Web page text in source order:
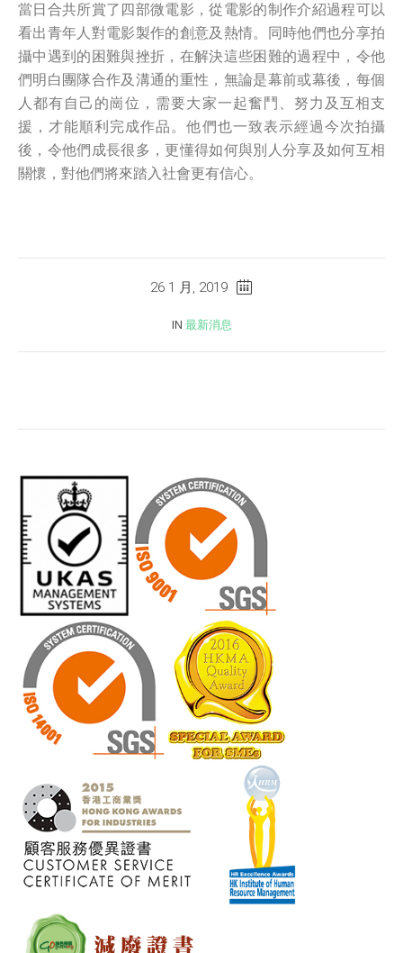
當日合共所賞了四部微電影，從電影的制作介紹過程可以
看出青年人對電影製作的創意及熱情。同時他們也分享拍
攝中遇到的困難與挫折，在解決這些困難的過程中，令他
們明白團隊合作及溝通的重性，無論是幕前或幕後，每個
人都有自己的崗位，需要大家一起奮鬥、努力及互相支
援，才能順利完成作品。他們也一致表示經過今次拍攝
後，令他們成長很多，更懂得如何與別人分享及如何互相
關懷，對他們將來踏入社會更有信心。
26 1 月, 2019
IN 最新消息